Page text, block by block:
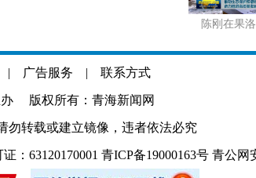
陈刚在果
| 广告服务 | 联系方式
办 版权所有：青海新闻网
勿转载或建立镜像，违者依法必究
：63120170001 青ICP备19000163号 青公网